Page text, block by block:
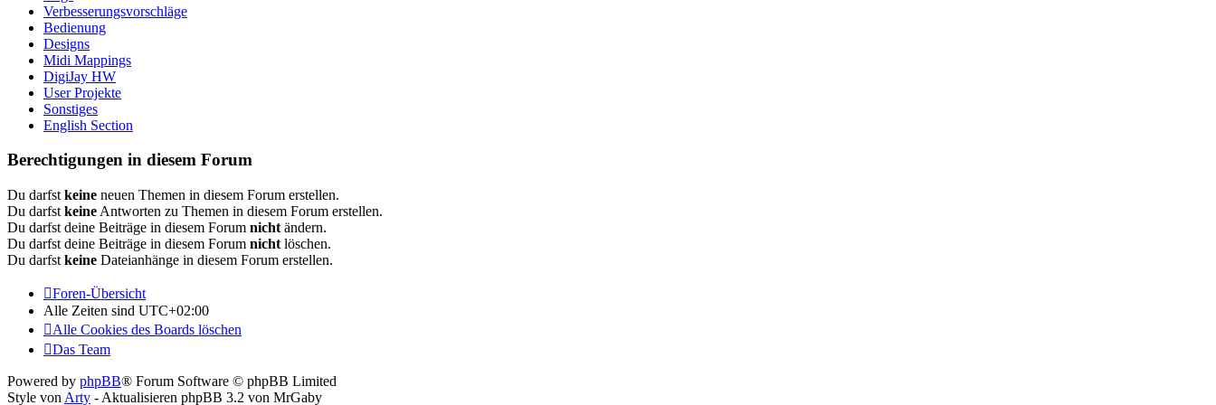
Verbesserungsvorschläge
Bedienung
Designs
Midi Mappings
DigiJay HW
User Projekte
Sonstiges
English Section
Berechtigungen in diesem Forum
Du darfst keine neuen Themen in diesem Forum erstellen.
Du darfst keine Antworten zu Themen in diesem Forum erstellen.
Du darfst deine Beiträge in diesem Forum nicht ändern.
Du darfst deine Beiträge in diesem Forum nicht löschen.
Du darfst keine Dateianhänge in diesem Forum erstellen.
Foren-Übersicht
Alle Zeiten sind UTC+02:00
Alle Cookies des Boards löschen
Das Team
Powered by phpBB® Forum Software © phpBB Limited
Style von Arty - Aktualisieren phpBB 3.2 von MrGaby